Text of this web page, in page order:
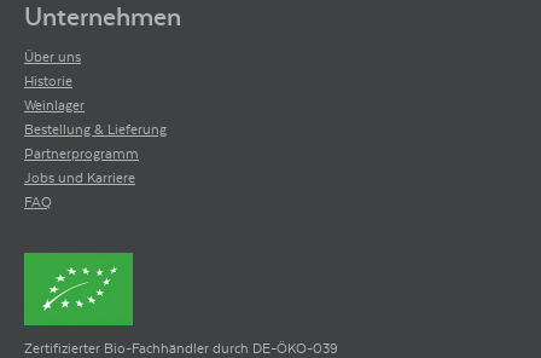
Unternehmen
Über uns
Historie
Weinlager
Bestellung & Lieferung
Partnerprogramm
Jobs und Karriere
FAQ
Zertifizierter Bio-Fachhändler durch DE-ÖKO-039